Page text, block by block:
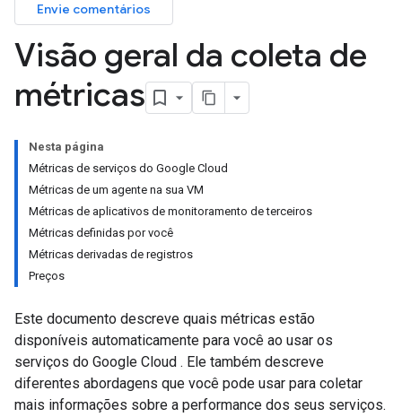
Envie comentários
Visão geral da coleta de
métricas
Nesta página
Métricas de serviços do Google Cloud
Métricas de um agente na sua VM
Métricas de aplicativos de monitoramento de terceiros
Métricas definidas por você
Métricas derivadas de registros
Preços
Este documento descreve quais métricas estão
disponíveis automaticamente para você ao usar os
serviços do Google Cloud . Ele também descreve
diferentes abordagens que você pode usar para coletar
mais informações sobre a performance dos seus serviços.